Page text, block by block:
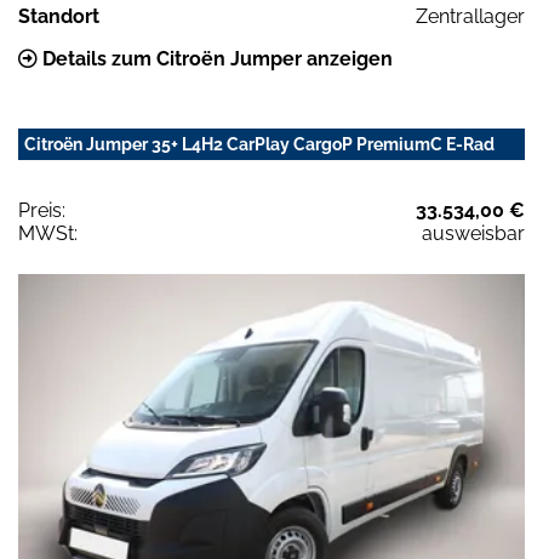
Standort
Zentrallager
Details zum Citroën Jumper anzeigen
Citroën Jumper 35+ L4H2 CarPlay CargoP PremiumC E-Rad
Preis:
33.534,00 €
MWSt:
ausweisbar